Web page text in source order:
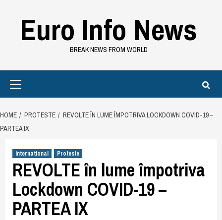
contentEuro Info News
BREAK NEWS FROM WORLD
HOME PROTESTE
REVOLTE ÎN LUME ÎMPOTRIVA LOCKDOWN COVID-19 –
PARTEA IX
International Proteste
REVOLTE în lume împotriva
Lockdown COVID-19 –
PARTEA IX